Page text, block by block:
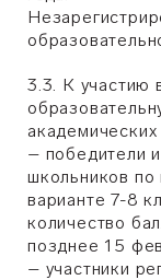
3.3. К участию
– победители
школьников
варианте 7-8
количество
позднее 15
– участники